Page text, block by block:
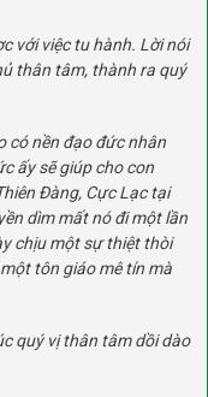
với việc tu hành. Lời nói
thân tâm, thành ra quý
có nền đạo đức nhân
ấy sẽ giúp cho con
Đàng, Cực Lạc tại
dìm mất nó đi một lần
chịu một sự thiệt thòi
tôn giáo mê tín mà
quý vị thân tâm dồi dào